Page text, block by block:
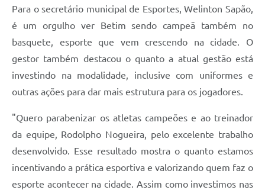
Para o secretário municipal de Esportes, Welinton Sapão,
é um orgulho ver Betim sendo campeã também no
basquete, esporte que vem crescendo na cidade. O
gestor também destacou o quanto a atual gestão está
investindo na modalidade, inclusive com uniformes e
outras ações para dar mais estrutura para os jogadores.
"Quero parabenizar os atletas campeões e ao treinador
da equipe, Rodolpho Nogueira, pelo excelente trabalho
desenvolvido. Esse resultado mostra o quanto estamos
incentivando a prática esportiva e valorizando quem faz o
esporte acontecer na cidade. Assim como investimos nas